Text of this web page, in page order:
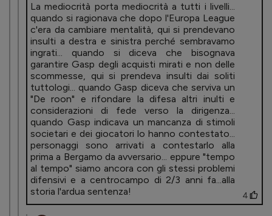
La mediocrità porta mediocrità a tutti i livelli...
quando si ragionava che dopo l'Europa League
c'era da cambiare mentalità, qui si prendevano
insulti a destra e sinistra perché sembravamo
ingrati... quando si diceva che bisognava
garantire Gasp degli acquisti mirati e non delle
scommesse, qui si prendeva insulti dai soliti
tuttologi... quando Gasp diceva che serviva un
"De roon" e rifondare la difesa altri inulti e
considerazioni di fede verso la dirigenza...
quando Gasp indicava un mancanza di stimoli
societari e dei giocatori lo hanno contestato...
personaggi sono arrivati a contestarlo alla
prima a Bergamo da avversario... eppure "tempo
al tempo" siamo ancora con gli stessi problemi
difensivi e a centrocampo di 2/3 anni fa...alla
storia l'ardua sentenza!
4